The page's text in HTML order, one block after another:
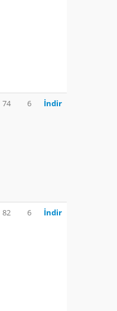
74 6 İndir
82 6 İndir